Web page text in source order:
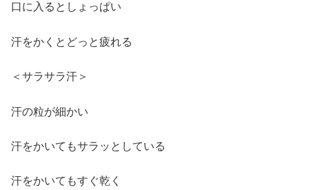
口に入るとしょっぱい
汗をかくとどっと疲れる
＜サラサラ汗＞
汗の粒が細かい
汗をかいてもサラッとしている
汗をかいてもすぐ乾く